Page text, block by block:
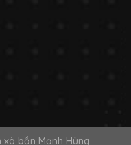
bần Mạnh Hùng